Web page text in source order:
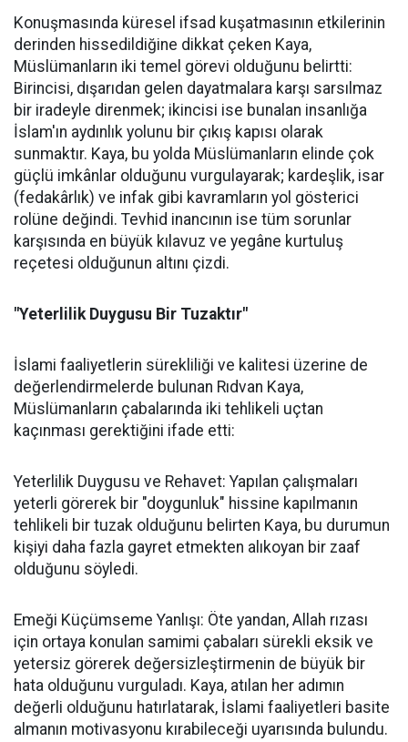
Konuşmasında küresel ifsad kuşatmasının etkilerinin
derinden hissedildiğine dikkat çeken Kaya,
Müslümanların iki temel görevi olduğunu belirtti:
Birincisi, dışarıdan gelen dayatmalara karşı sarsılmaz
bir iradeyle direnmek; ikincisi ise bunalan insanlığa
İslam'ın aydınlık yolunu bir çıkış kapısı olarak
sunmaktır. Kaya, bu yolda Müslümanların elinde çok
güçlü imkânlar olduğunu vurgulayarak; kardeşlik, isar
(fedakârlık) ve infak gibi kavramların yol gösterici
rolüne değindi. Tevhid inancının ise tüm sorunlar
karşısında en büyük kılavuz ve yegâne kurtuluş
reçetesi olduğunun altını çizdi.
"Yeterlilik Duygusu Bir Tuzaktır"
İslami faaliyetlerin sürekliliği ve kalitesi üzerine de
değerlendirmelerde bulunan Rıdvan Kaya,
Müslümanların çabalarında iki tehlikeli uçtan
kaçınması gerektiğini ifade etti:
Yeterlilik Duygusu ve Rehavet: Yapılan çalışmaları
yeterli görerek bir "doygunluk" hissine kapılmanın
tehlikeli bir tuzak olduğunu belirten Kaya, bu durumun
kişiyi daha fazla gayret etmekten alıkoyan bir zaaf
olduğunu söyledi.
Emeği Küçümseme Yanlışı: Öte yandan, Allah rızası
için ortaya konulan samimi çabaları sürekli eksik ve
yetersiz görerek değersizleştirmenin de büyük bir
hata olduğunu vurguladı. Kaya, atılan her adımın
değerli olduğunu hatırlatarak, İslami faaliyetleri basite
almanın motivasyonu kırabileceği uyarısında bulundu.